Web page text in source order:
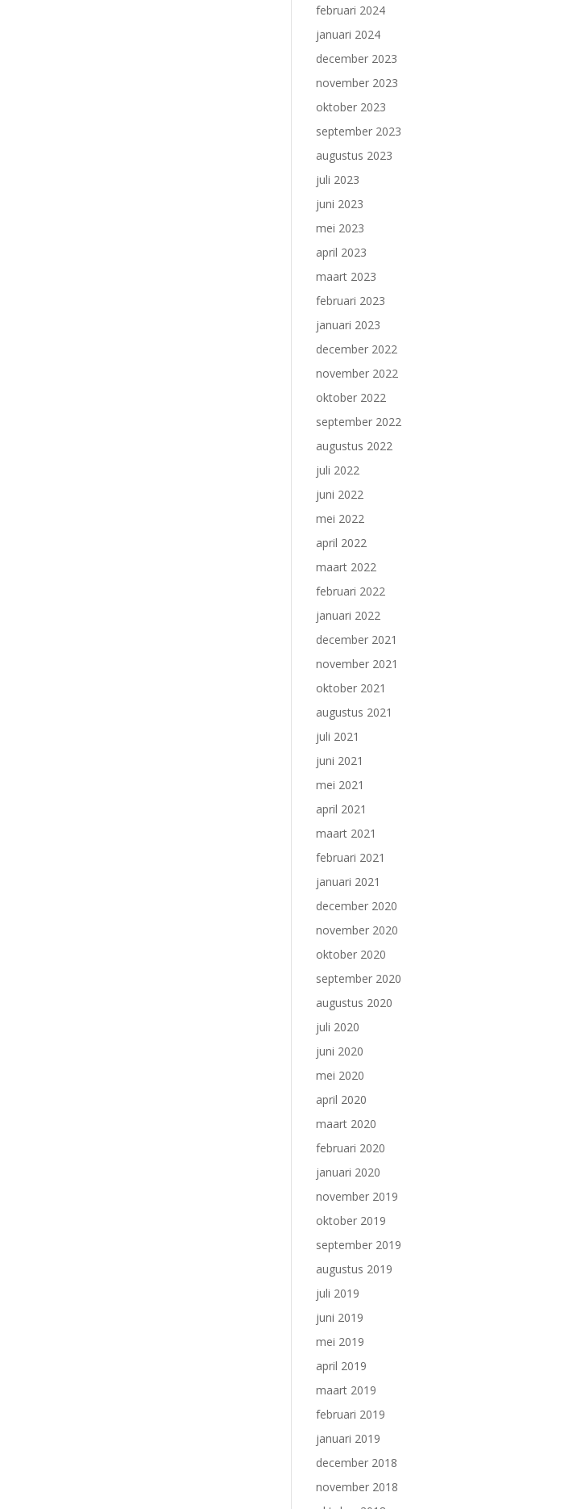
februari 2024
januari 2024
december 2023
november 2023
oktober 2023
september 2023
augustus 2023
juli 2023
juni 2023
mei 2023
april 2023
maart 2023
februari 2023
januari 2023
december 2022
november 2022
oktober 2022
september 2022
augustus 2022
juli 2022
juni 2022
mei 2022
april 2022
maart 2022
februari 2022
januari 2022
december 2021
november 2021
oktober 2021
augustus 2021
juli 2021
juni 2021
mei 2021
april 2021
maart 2021
februari 2021
januari 2021
december 2020
november 2020
oktober 2020
september 2020
augustus 2020
juli 2020
juni 2020
mei 2020
april 2020
maart 2020
februari 2020
januari 2020
november 2019
oktober 2019
september 2019
augustus 2019
juli 2019
juni 2019
mei 2019
april 2019
maart 2019
februari 2019
januari 2019
december 2018
november 2018